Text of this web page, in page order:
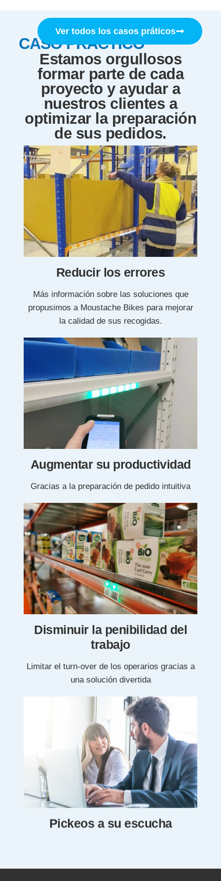
CASO PRÁCTICO
Ver todos los casos práticos
Estamos orgullosos
formar parte de cada
proyecto y ayudar a
nuestros clientes a
optimizar la preparación
de sus pedidos.
Reducir los errores
Más información sobre las soluciones que
propusimos a Moustache Bikes para mejorar
la calidad de sus recogidas.
Augmentar su productividad
Gracias a la preparación de pedido intuitiva
Disminuir la penibilidad del
trabajo
Limitar el turn-over de los operarios gracias a
una solución divertida
Pickeos a su escucha